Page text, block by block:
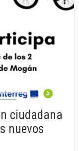
ciudadana
nuevos